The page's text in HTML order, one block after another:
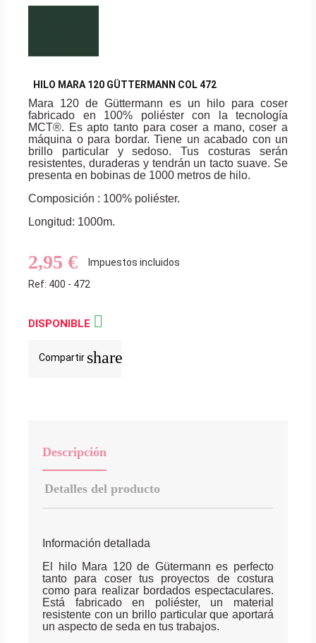
HILO MARA 120 GÜTTERMANN COL 472
Mara 120 de Güttermann es un hilo para coser
fabricado en 100% poliéster con la tecnología
MCT®. Es apto tanto para coser a mano, coser a
máquina o para bordar. Tiene un acabado con un
brillo particular y sedoso. Tus costuras serán
resistentes, duraderas y tendrán un tacto suave. Se
presenta en bobinas de 1000 metros de hilo.
Composición : 100% poliéster.
Longitud: 1000m.
2,95 €
Impuestos incluidos
Ref: 400 - 472
DISPONIBLE 
Compartir share
Descripción
Detalles del producto
Información detallada
El hilo Mara 120 de Gütermann es perfecto
tanto para coser tus proyectos de costura
como para realizar bordados espectaculares.
Está fabricado en poliéster, un material
resistente con un brillo particular que aportará
un aspecto de seda en tus trabajos.